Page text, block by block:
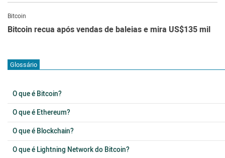
Bitcoin
Bitcoin recua após vendas de baleias e mira US$135 mil
Glossário
O que é Bitcoin?
O que é Ethereum?
O que é Blockchain?
O que é Lightning Network do Bitcoin?